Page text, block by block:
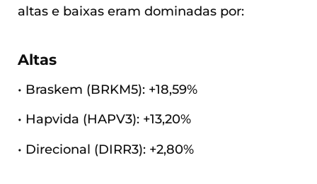
altas e baixas eram dominadas por:
Altas
• Braskem (BRKM5): +18,59%
• Hapvida (HAPV3): +13,20%
• Direcional (DIRR3): +2,80%